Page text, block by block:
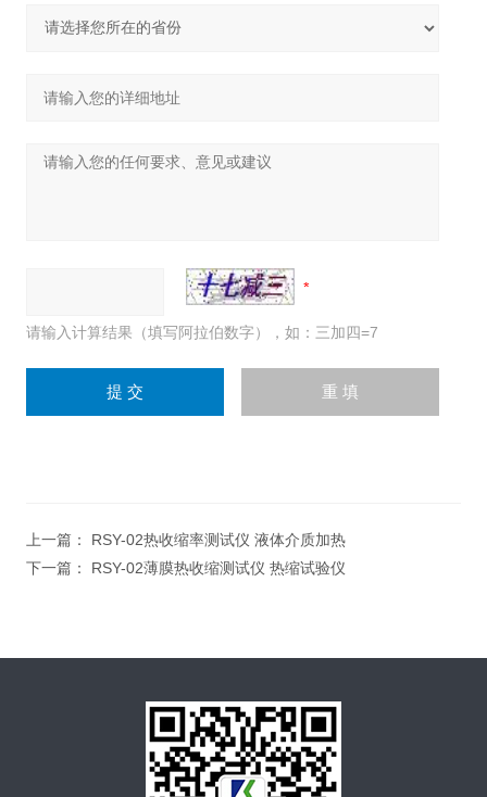
请输入计算结果（填写阿拉伯数字），如：三加四=7
上一篇： RSY-02热收缩率测试仪 液体介质加热
下一篇： RSY-02薄膜热收缩测试仪 热缩试验仪